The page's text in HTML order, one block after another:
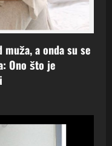
a onda su se
Ono što je